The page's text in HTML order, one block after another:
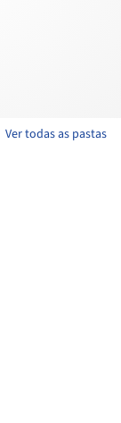
Ver todas as pastas